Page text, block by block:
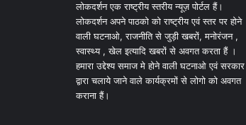
लोकदर्शन एक राष्ट्रीय स्तरीय न्यूज़ पोर्टल हैं।
लोकदर्शन अपने पाठको को राष्ट्रीय एवं स्तर पर होने
वाली घटनाओ, राजनीति से जुड़ी खबरों, मनोरंजन ,
स्वास्थ्य , खेल इत्यादि खबरों से अवगत करता हैं ।
हमारा उद्देश्य समाज मे होने वाली घटनाओ एवं सरकार
द्वारा चलाये जाने वाले कार्यक्रमों से लोगो को अवगत
कराना हैं।